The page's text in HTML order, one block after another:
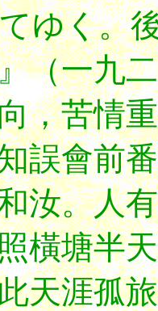
ゆく。
（一九
，苦情
誤會前
和汝。
橫塘半
天涯孤